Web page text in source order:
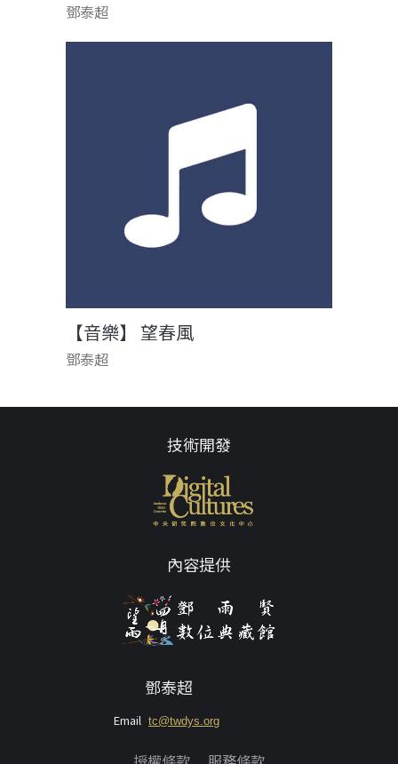
鄧泰超
【音樂】 望春風
鄧泰超
技術開發
內容提供
鄧泰超
Email tc@twdys.org